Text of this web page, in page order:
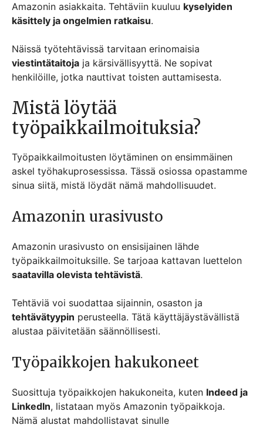
Amazonin asiakkaita. Tehtäviin kuuluu kyselyiden
käsittely ja ongelmien ratkaisu.
Näissä työtehtävissä tarvitaan erinomaisia
viestintätaitoja ja kärsivällisyyttä. Ne sopivat
henkilöille, jotka nauttivat toisten auttamisesta.
Mistä löytää
työpaikkailmoituksia?
Työpaikkailmoitusten löytäminen on ensimmäinen
askel työhakuprosessissa. Tässä osiossa opastamme
sinua siitä, mistä löydät nämä mahdollisuudet.
Amazonin urasivusto
Amazonin urasivusto on ensisijainen lähde
työpaikkailmoituksille. Se tarjoaa kattavan luettelon
saatavilla olevista tehtävistä.
Tehtäviä voi suodattaa sijainnin, osaston ja
tehtävätyypin perusteella. Tätä käyttäjäystävällistä
alustaa päivitetään säännöllisesti.
Työpaikkojen hakukoneet
Suosittuja työpaikkojen hakukoneita, kuten Indeed ja
LinkedIn, listataan myös Amazonin työpaikkoja.
Nämä alustat mahdollistavat sinulle